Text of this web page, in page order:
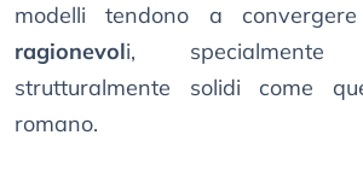
modelli tendono a
ragionevoli,
strutturalmente solidi come
romano.